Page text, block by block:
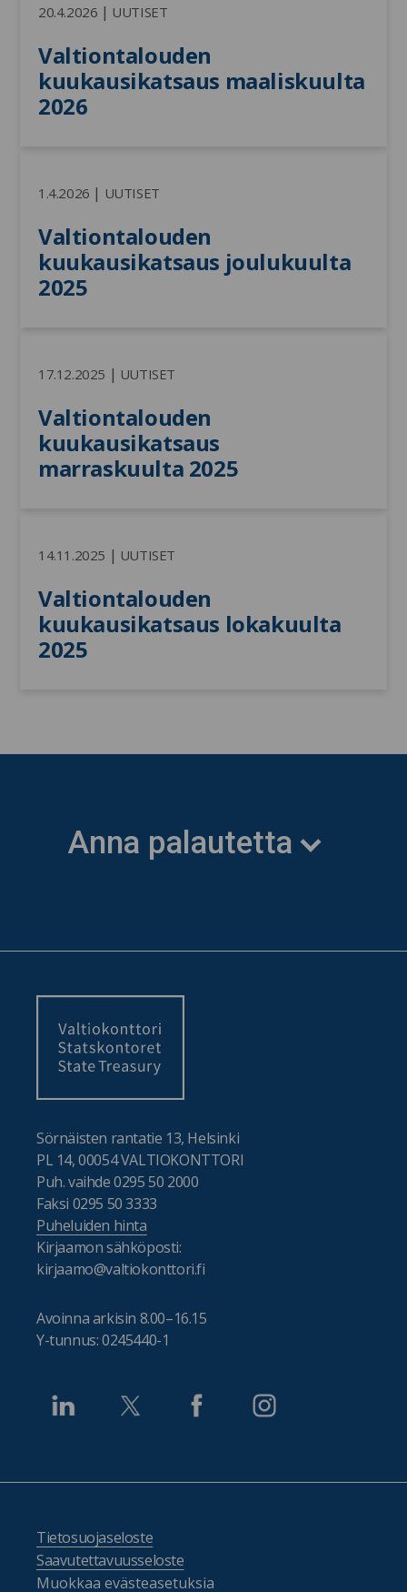
20.4.2026 | UUTISET
Valtiontalouden
kuukausikatsaus maaliskuulta
2026
1.4.2026 | UUTISET
Valtiontalouden
kuukausikatsaus joulukuulta
2025
17.12.2025 | UUTISET
Valtiontalouden
kuukausikatsaus
marraskuulta 2025
14.11.2025 | UUTISET
Valtiontalouden
kuukausikatsaus lokakuulta
2025
Anna palautetta
Sörnäisten rantatie 13, Helsinki
PL 14, 00054 VALTIOKONTTORI
Puh. vaihde 0295 50 2000
Faksi 0295 50 3333
Puheluiden hinta
Kirjaamon sähköposti:
kirjaamo@valtiokonttori.fi
Avoinna arkisin 8.00–16.15
Y-tunnus: 0245440-1
Tietosuojaseloste
Saavutettavuusseloste
Muokkaa evästeasetuksia